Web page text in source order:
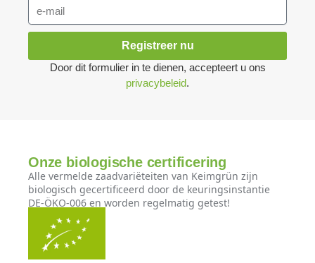
Registreer nu
Door dit formulier in te dienen, accepteert u ons
privacybeleid.
Onze biologische certificering
Alle vermelde zaadvariëteiten van Keimgrün zijn
biologisch gecertificeerd door de keuringsinstantie
DE-ÖKO-006 en worden regelmatig getest!